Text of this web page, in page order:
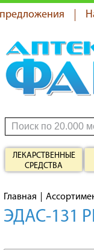
ЛЕКАРСТВЕННЫЕ
СРЕДСТВА
Главная
ЭДАС-131